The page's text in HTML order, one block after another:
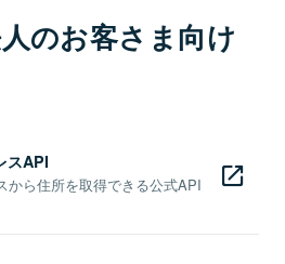
のお客さま向け
スAPI
から住所を取得できる公式API